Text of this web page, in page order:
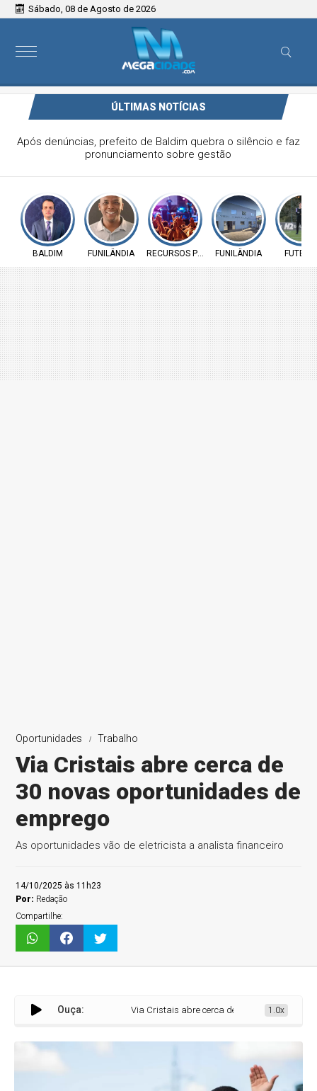
Sábado, 08 de Agosto de 2026
ÚLTIMAS NOTÍCIAS
Vereador Elói Mendes critica falta de investimentos na
Saúde de Funilândia e cobra ação da Prefeitura
BALDIM FUNILÂNDIA RECURSOS PÚBLICOSFUNILÂNDIA
Oportunidades Trabalho
Via Cristais abre cerca de
30 novas oportunidades de
emprego
As oportunidades vão de eletricista a analista financeiro
14/10/2025 às 11h23
Por: Redação
Compartilhe:
Ouça: Via Cristais abre cerca de 30 novas oportunidades de
1.0x